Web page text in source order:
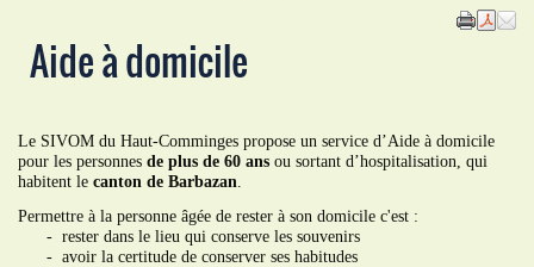
Aide à domicile
Le SIVOM du Haut-Comminges propose un service d’Aide à domicile
pour les personnes de plus de 60 ans ou sortant d’hospitalisation, qui
habitent le canton de Barbazan.
Permettre à la personne âgée de rester à son domicile c'est :
- rester dans le lieu qui conserve les souvenirs
- avoir la certitude de conserver ses habitudes